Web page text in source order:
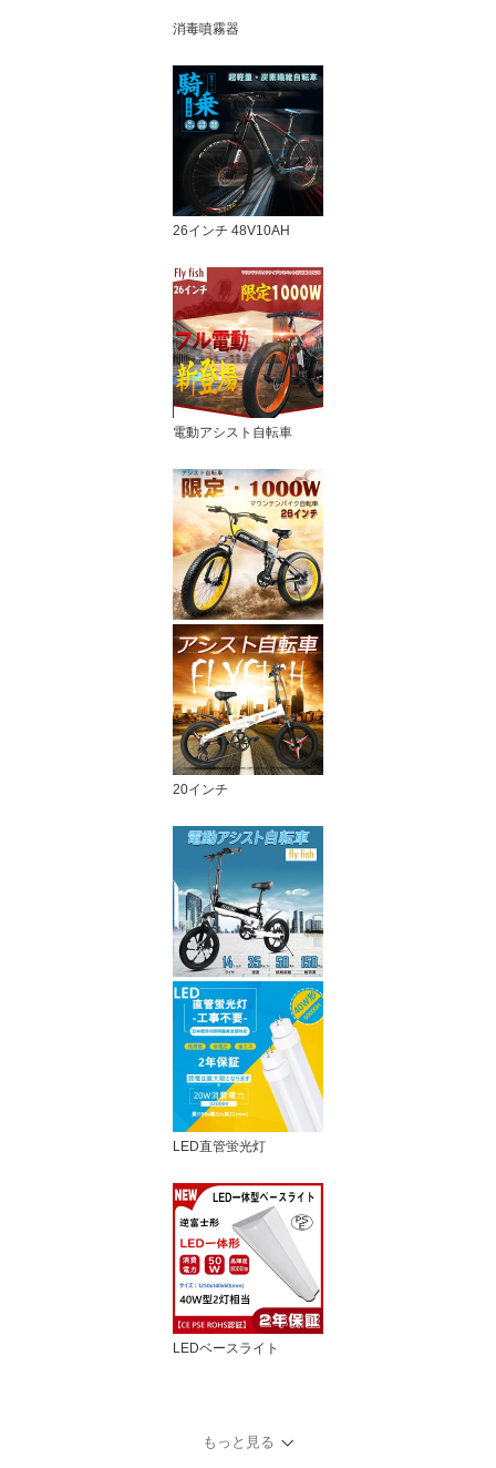
消毒噴霧器
26インチ 48V10AH
電動アシスト自転車
20インチ
LED直管蛍光灯
LEDベースライト
もっと見る